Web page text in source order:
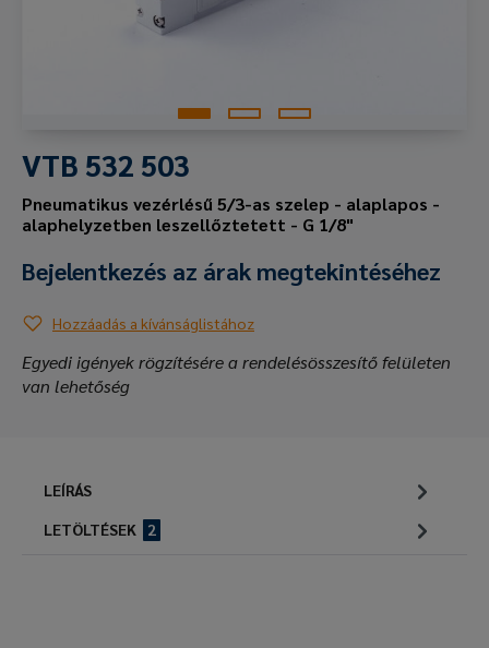
VTB 532 503
Pneumatikus vezérlésű 5/3-as szelep - alaplapos -
alaphelyzetben leszellőztetett - G 1/8"
Bejelentkezés az árak megtekintéséhez
Hozzáadás a kívánságlistához
Egyedi igények rögzítésére a rendelésösszesítő felületen
van lehetőség
LEÍRÁS
LETÖLTÉSEK
2